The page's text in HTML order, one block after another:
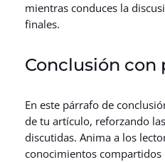
mientras conduces la
finales.
Conclusión con
En este párrafo de
de tu artículo, reforzando
discutidas. Anima a los
conocimientos compartidos